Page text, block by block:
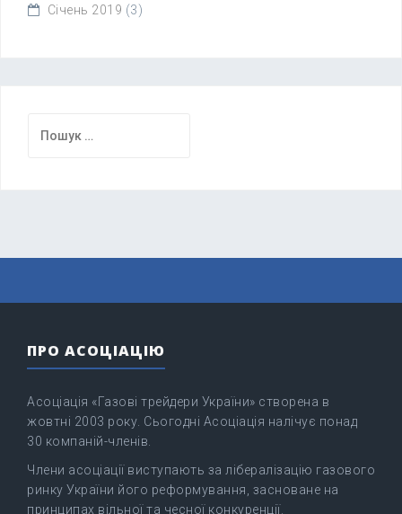
Січень 2019 (3)
ПРО АСОЦІАЦІЮ
Асоціація «Газові трейдери України» створена в
жовтні 2003 року. Сьогодні Асоціація налічує понад
30 компаній-членів.
Члени асоціації виступають за лібералізацію газового
ринку України його реформування, засноване на
принципах вільної та чесної конкуренції.